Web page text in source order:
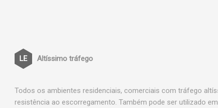
Altíssimo tráfego
Todos os ambientes residenciais, comerciais com tráfego
resistência ao escorregamento. Também pode ser utilizado em